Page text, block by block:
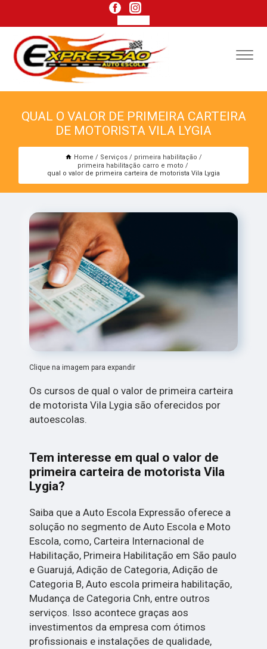
QUAL O VALOR DE PRIMEIRA CARTEIRA
DE MOTORISTA VILA LYGIA
Home Serviços
primeira habilitação
primeira habilitação carro e moto
qual o valor de primeira carteira de motorista Vila Lygia
Clique na imagem para expandir
Os cursos de qual o valor de primeira carteira
de motorista Vila Lygia são oferecidos por
autoescolas.
Tem interesse em qual o valor de
primeira carteira de motorista Vila
Lygia?
Saiba que a Auto Escola Expressão oferece a
solução no segmento de Auto Escola e Moto
Escola, como, Carteira Internacional de
Habilitação, Primeira Habilitação em São paulo
e Guarujá, Adição de Categoria, Adição de
Categoria B, Auto escola primeira habilitação,
Mudança de Categoria Cnh, entre outros
serviços. Isso acontece graças aos
investimentos da empresa com ótimos
profissionais e instalações de qualidade,